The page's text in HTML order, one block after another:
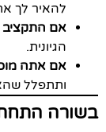
להאיר לך
אם התקציב
הגיונית.
אם אתה
ותתפלל
בשורה